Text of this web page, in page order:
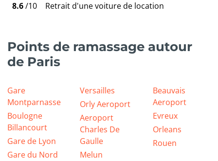
8.6/10 Retrait d'une voiture de location
Points de ramassage autour
de Paris
Gare
Montparnasse
Boulogne
Billancourt
Gare de Lyon
Gare du Nord
Versailles
Orly Aeroport
Aeroport
Charles De
Gaulle
Melun
Beauvais
Aeroport
Evreux
Orleans
Rouen